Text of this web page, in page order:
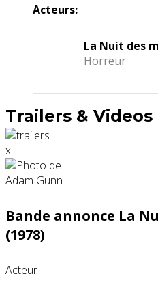
Acteurs:
La Nuit des
Horreur
Trailers & Videos
x
Bande annonce La
(1978)
Acteur